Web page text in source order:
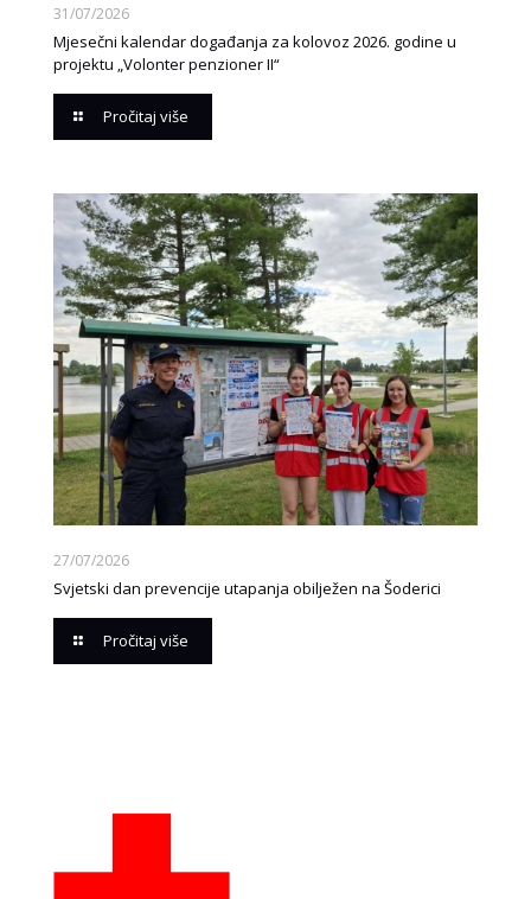
31/07/2026
Mjesečni kalendar događanja za kolovoz 2026. godine u
projektu „Volonter penzioner II“
Pročitaj više
27/07/2026
Svjetski dan prevencije utapanja obilježen na Šoderici
Pročitaj više